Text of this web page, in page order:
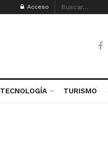
Acceso
TECNOLOGÍA TURISMO